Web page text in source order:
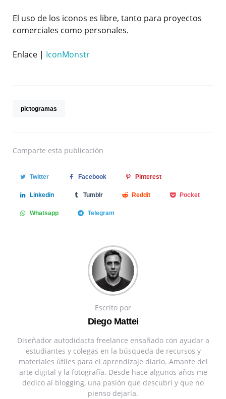
El uso de los iconos es libre, tanto para proyectos
comerciales como personales.
Enlace | IconMonstr
pictogramas
Comparte esta publicación
Twitter Facebook Pinterest
Linkedin Tumblr Reddit Pocket
Whatsapp Telegram
Escrito por
Diego Mattei
Diseñador autodidacta freelance ensañado con ayudar a
estudiantes y colegas en la búsqueda de recursos y
materiales útiles para el aprendizaje diario. Amante del
arte digital y la fotografía. Desde hace algunos años me
dedico al blogging, una pasión que descubrí y que no
pienso dejarla.